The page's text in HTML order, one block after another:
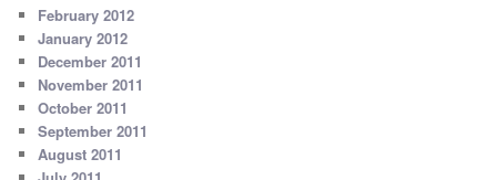
February 2012
January 2012
December 2011
November 2011
October 2011
September 2011
August 2011